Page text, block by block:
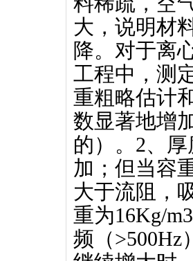
大，说明材
降。对于离
工程中，测
重粗略估计
数显著地增
的）。2、
加；但当容
大于流阻，
重为16Kg/
频（>500Hz